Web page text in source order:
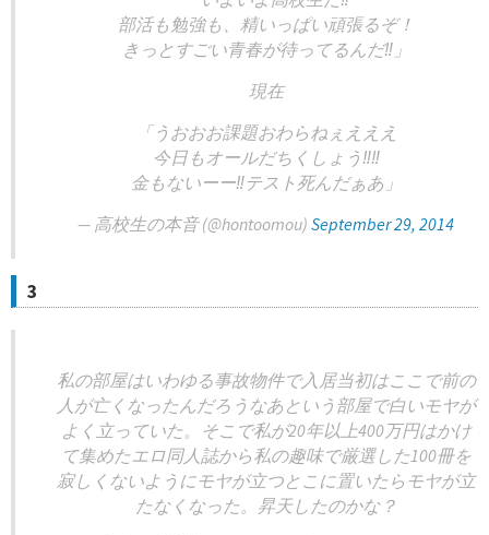
部活も勉強も、精いっぱい頑張るぞ！
きっとすごい青春が待ってるんだ‼︎」
現在
「うおおお課題おわらねぇえええ
今日もオールだちくしょう‼︎‼︎
金もないーー‼︎テスト死んだぁあ」
— 高校生の本音 (@hontoomou) September 29, 2014
3
私の部屋はいわゆる事故物件で入居当初はここで前の
人が亡くなったんだろうなあという部屋で白いモヤが
よく立っていた。そこで私が20年以上400万円はかけ
て集めたエロ同人誌から私の趣味で厳選した100冊を
寂しくないようにモヤが立つとこに置いたらモヤが立
たなくなった。昇天したのかな？